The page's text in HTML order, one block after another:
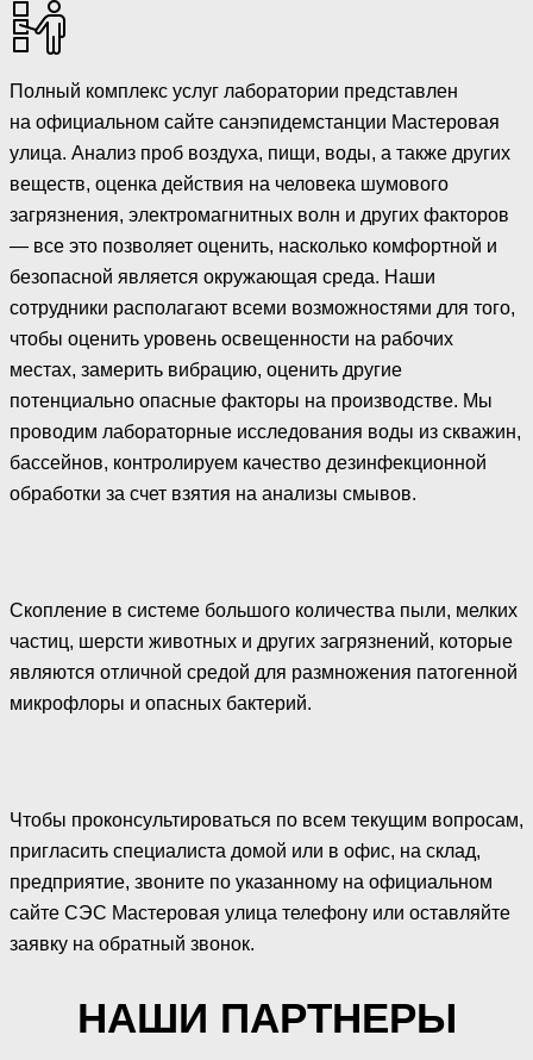
Полный комплекс услуг лаборатории представлен
на официальном сайте санэпидемстанции Мастеровая
улица. Анализ проб воздуха, пищи, воды, а также других
веществ, оценка действия на человека шумового
загрязнения, электромагнитных волн и других факторов
— все это позволяет оценить, насколько комфортной и
безопасной является окружающая среда. Наши
сотрудники располагают всеми возможностями для того,
чтобы оценить уровень освещенности на рабочих
местах, замерить вибрацию, оценить другие
потенциально опасные факторы на производстве. Мы
проводим лабораторные исследования воды из скважин,
бассейнов, контролируем качество дезинфекционной
обработки за счет взятия на анализы смывов.
Скопление в системе большого количества пыли, мелких
частиц, шерсти животных и других загрязнений, которые
являются отличной средой для размножения патогенной
микрофлоры и опасных бактерий.
Чтобы проконсультироваться по всем текущим вопросам,
пригласить специалиста домой или в офис, на склад,
предприятие, звоните по указанному на официальном
сайте СЭС Мастеровая улица телефону или оставляйте
заявку на обратный звонок.
НАШИ ПАРТНЕРЫ